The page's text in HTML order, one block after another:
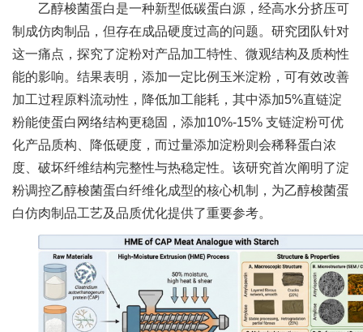
技
平
台
成
果
转
乙醇梭菌蛋白是一种新型低碳蛋白源，经高水分挤压可
制成仿肉制品，但存在成品硬度过高的问题。研究团队针对
这一痛点，探究了淀粉对产品加工特性、微观结构及质构性
能的影响。结果表明，添加一定比例玉米淀粉，可有效改善
加工过程原料流动性，降低加工能耗，其中添加5%直链淀
粉能使蛋白网络结构更稳固，添加10%-15% 支链淀粉可优
化产品质构、降低硬度，而过量添加淀粉则会稀释蛋白浓
度、破坏纤维结构完整性与热稳定性。该研究首次阐明了淀
粉调控乙醇梭菌蛋白纤维化成型的核心机制，为乙醇梭菌蛋
白仿肉制品工艺及品质优化提供了重要参考。